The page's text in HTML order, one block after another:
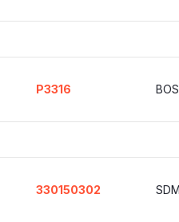
P3316
330150302